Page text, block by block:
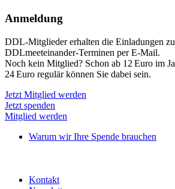
Anmeldung
DDL-Mitglieder erhalten die Einladungen
DDLmeeteinander-Terminen per E-Mail.
Noch kein Mitglied? Schon ab 12 Euro im
24 Euro regulär können Sie dabei sein.
Jetzt Mitglied werden
Jetzt spenden
Mitglied werden
Warum wir Ihre Spende brauchen
Kontakt